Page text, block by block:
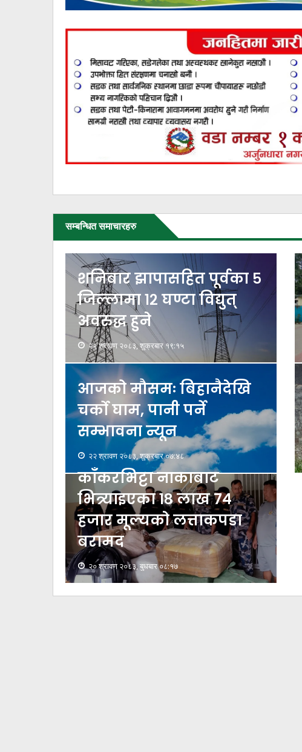
सम्बन्धित समाचारहरु
शनिबार झापासहित पूर्वका ५
जिल्लामा १२ घण्टा विद्युत्
अवरुद्ध हुने
२२ श्रावण २०८३, शुक्रबार १९:१५
आजको मौसमः बिहानैदेखि
चर्को घाम, पानी पर्ने
सम्भावना न्यून
२२ श्रावण २०८३, शुक्रबार ०७:४८
काँकरभिट्टा नाकाबाट
भित्र्याइएका १८ लाख ७४
हजार मूल्यकाे लत्ताकपडा
बरामद
२० श्रावण २०८३, बुधबार ०८:१७